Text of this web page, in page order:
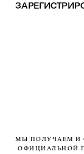
МЫ ПОЛУЧАЕМ И
ОФИЦИАЛЬНОЙ